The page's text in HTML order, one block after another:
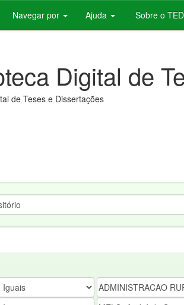
Navegar por Ajuda Sobre o
Digital de
de Teses e Dissertações